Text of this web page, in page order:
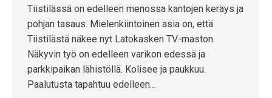
Tiistilässä on edelleen menossa kantojen keräys ja
pohjan tasaus. Mielenkiintoinen asia on, että
Tiistilästä näkee nyt Latokasken TV-maston.
Näkyvin työ on edelleen varikon edessä ja
parkkipaikan lähistöllä. Kolisee ja paukkuu.
Paalutusta tapahtuu edelleen…